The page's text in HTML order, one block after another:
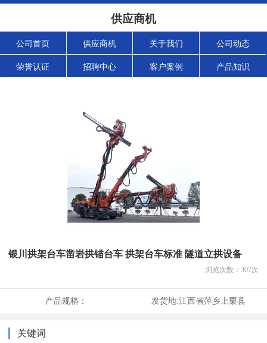
供应商机
公司首页 供应商机 关于我们 公司动态
荣誉认证 招聘中心 客户案例 产品知识
银川拱架台车凿岩拱锚台车 拱架台车标准 隧道立拱设备
浏览次数： 307次
产品规格： 发货地:江西省萍乡上栗县
关键词